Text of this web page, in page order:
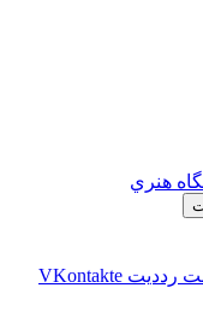
هنري
‫رددیت ‫VKontakte